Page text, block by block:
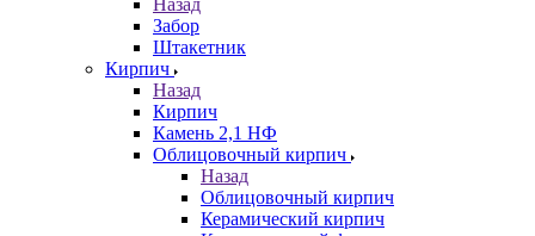
Назад
Забор
Штакетник
Кирпич
Назад
Кирпич
Камень 2,1 НФ
Облицовочный кирпич
Назад
Облицовочный кирпич
Керамический кирпич